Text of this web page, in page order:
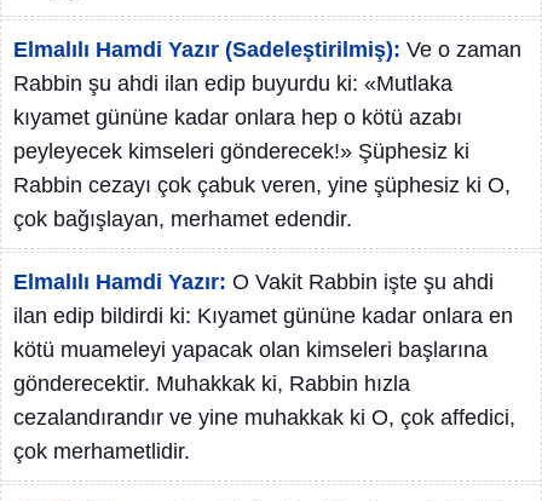
Elmalılı Hamdi Yazır (Sadeleştirilmiş): Ve o zaman
Rabbin şu ahdi ilan edip buyurdu ki: «Mutlaka
kıyamet gününe kadar onlara hep o kötü azabı
peyleyecek kimseleri gönderecek!» Şüphesiz ki
Rabbin cezayı çok çabuk veren, yine şüphesiz ki O,
çok bağışlayan, merhamet edendir.
Elmalılı Hamdi Yazır: O Vakit Rabbin işte şu ahdi
ilan edip bildirdi ki: Kıyamet gününe kadar onlara en
kötü muameleyi yapacak olan kimseleri başlarına
gönderecektir. Muhakkak ki, Rabbin hızla
cezalandırandır ve yine muhakkak ki O, çok affedici,
çok merhametlidir.